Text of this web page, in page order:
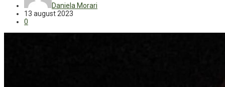
Daniela Morari
13 august 2023
0